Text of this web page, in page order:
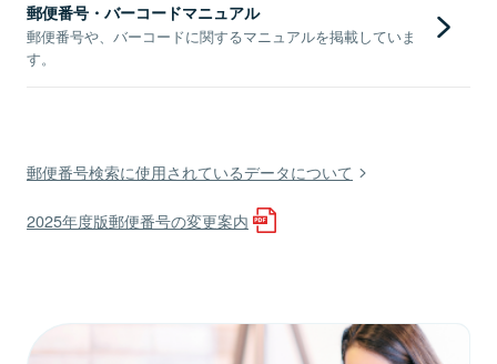
郵便番号・バーコードマニュアル
郵便番号や、バーコードに関するマニュアルを掲載していま
す。
郵便番号検索に使用されているデータについて
2025年度版郵便番号の変更案内